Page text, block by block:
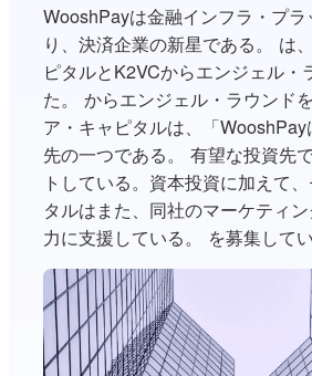
WooshPayは金融インフラ・プ
り、決済企業の新星である。 は
ピタルとK2VCからエンジェル・
た。 からエンジェル・ラウンド
ア・キャピタルは、「
先の一つである。 有望な投資先
トしている。資本投資に加えて
タルはまた、同社のマーケティ
力に支援している。 を募集してい